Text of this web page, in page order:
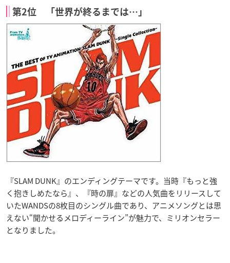
第2位 「世界が終るまでは…」
『SLAM DUNK』のエンディングテーマです。当時『もっと強
く抱きしめたなら』、『時の扉』などの人気曲をリリースして
いたWANDSの8枚目のシングル曲であり、アニメソングとは思
えない“聞かせるメロディーライン”が魅力で、ミリオンセラー
となりました。